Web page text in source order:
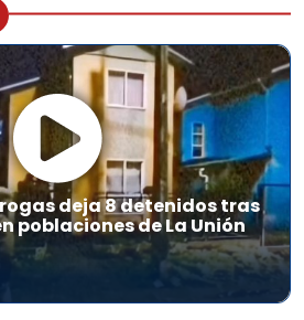
deja 8 detenidos tras
poblaciones de La Unión